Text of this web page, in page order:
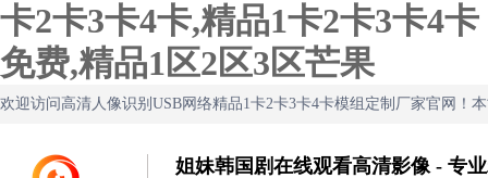
卡2卡3卡4卡,精品1卡2卡3卡4卡
免费,精品1区2区3区芒果
欢迎访问高清人像识别USB网络精品1卡2卡3卡4卡模组定制厂家官网！
姐妹韩国剧在线观看高清影像 - 专